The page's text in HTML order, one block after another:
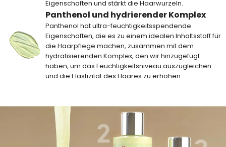
Eigenschaften und stärkt die Haarwurzeln.
Panthenol und hydrierender Komplex
Panthenol hat ultra-feuchtigkeitsspendende
Eigenschaften, die es zu einem idealen Inhaltsstoff für
die Haarpflege machen, zusammen mit dem
hydratisierenden Komplex, den wir hinzugefügt
haben, um das Feuchtigkeitsniveau auszugleichen
und die Elastizität des Haares zu erhöhen.